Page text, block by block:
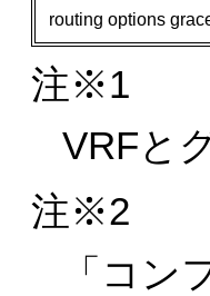
routing options
注※1
VRFと
注※2
「 コン